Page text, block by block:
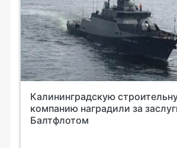
Калининградскую
компанию наградили за
Балтфлотом